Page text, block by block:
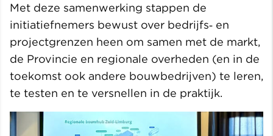
Met deze samenwerking stappen de
initiatiefnemers bewust over bedrijfs‑ en
projectgrenzen heen om samen met de markt,
de Provincie en regionale overheden (en in de
toekomst ook andere bouwbedrijven) te leren,
te testen en te versnellen in de praktijk.